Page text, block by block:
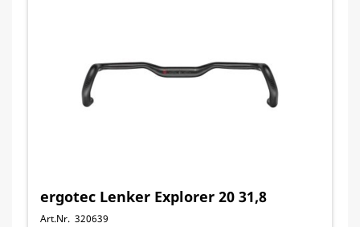
ergotec Lenker Explorer 20 31,8
Art.Nr. 320639